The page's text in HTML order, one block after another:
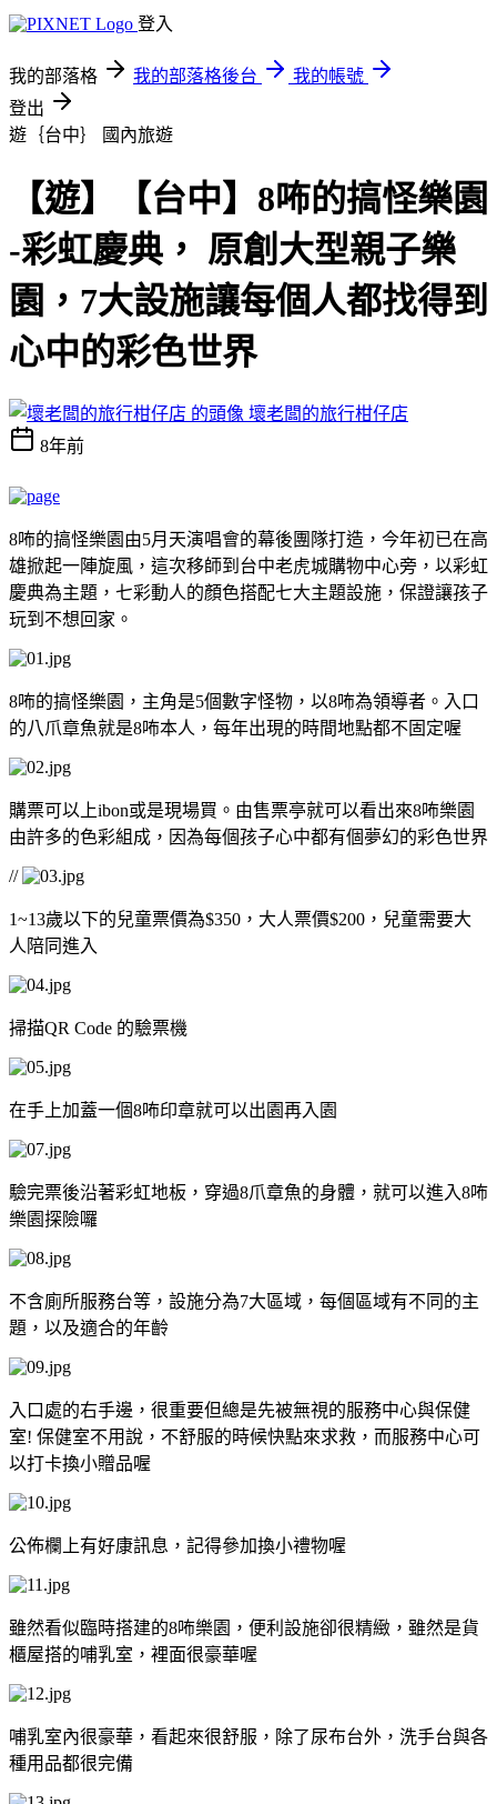
登入
我的部落格 我的部落格後台
我的帳號
登出
遊｛台中｝
國內旅遊
【遊】【台中】8咘的搞怪樂園
-彩虹慶典， 原創大型親子樂
園，7大設施讓每個人都找得到
心中的彩色世界
壞老闆的旅行柑仔店
8年前
8咘的搞怪樂園由5月天演唱會的幕後團隊打造，今年初已在高
雄掀起一陣旋風，這次移師到台中老虎城購物中心旁，以彩虹
慶典為主題，七彩動人的顏色搭配七大主題設施，保證讓孩子
玩到不想回家。
8咘的搞怪樂園，主角是5個數字怪物，以8咘為領導者。入口
的八爪章魚就是8咘本人，每年出現的時間地點都不固定喔
購票可以上ibon或是現場買。由售票亭就可以看出來8咘樂園
由許多的色彩組成，因為每個孩子心中都有個夢幻的彩色世界
//
1~13歲以下的兒童票價為$350，大人票價$200，兒童需要大
人陪同進入
掃描QR Code 的驗票機
在手上加蓋一個8咘印章就可以出園再入園
驗完票後沿著彩虹地板，穿過8爪章魚的身體，就可以進入8咘
樂園探險囉
不含廁所服務台等，設施分為7大區域，每個區域有不同的主
題，以及適合的年齡
入口處的右手邊，很重要但總是先被無視的服務中心與保健
室! 保健室不用說，不舒服的時候快點來求救，而服務中心可
以打卡換小贈品喔
公佈欄上有好康訊息，記得參加換小禮物喔
雖然看似臨時搭建的8咘樂園，便利設施卻很精緻，雖然是貨
櫃屋搭的哺乳室，裡面很豪華喔
哺乳室內很豪華，看起來很舒服，除了尿布台外，洗手台與各
種用品都很完備